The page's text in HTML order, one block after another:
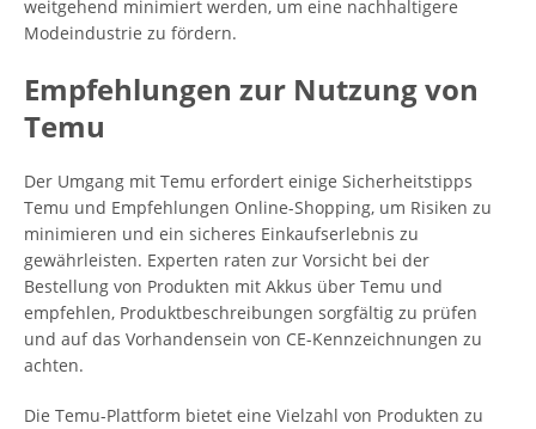
weitgehend minimiert werden, um eine nachhaltigere
Modeindustrie zu fördern.
Empfehlungen zur Nutzung von
Temu
Der Umgang mit Temu erfordert einige Sicherheitstipps
Temu und Empfehlungen Online-Shopping, um Risiken zu
minimieren und ein sicheres Einkaufserlebnis zu
gewährleisten. Experten raten zur Vorsicht bei der
Bestellung von Produkten mit Akkus über Temu und
empfehlen, Produktbeschreibungen sorgfältig zu prüfen
und auf das Vorhandensein von CE-Kennzeichnungen zu
achten.
Die Temu-Plattform bietet eine Vielzahl von Produkten zu